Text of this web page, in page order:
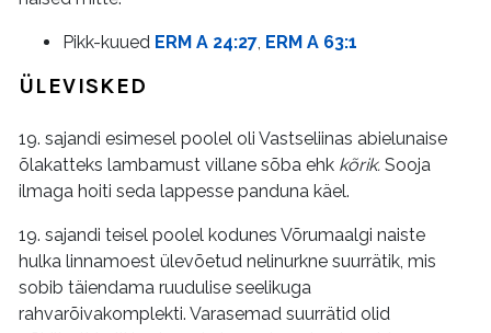
Pikk-kuued ERM A 24:27, ERM A 63:1
ÜLEVISKED
19. sajandi esimesel poolel oli Vastseliinas abielunaise
õlakatteks lambamust villane sõba ehk kõrik. Sooja
ilmaga hoiti seda lappesse panduna käel.
19. sajandi teisel poolel kodunes Võrumaalgi naiste
hulka linnamoest ülevõetud nelinurkne suurrätik, mis
sobib täiendama ruudulise seelikuga
rahvarõivakomplekti. Varasemad suurrätid olid